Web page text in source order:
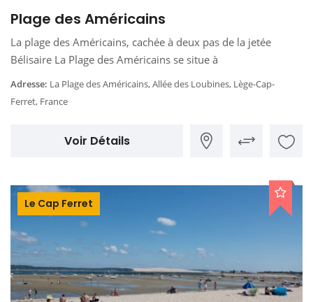
Plage des Américains
La plage des Américains, cachée à deux pas de la jetée
Bélisaire La Plage des Américains se situe à
Adresse: La Plage des Américains, Allée des Loubines, Lège-Cap-
Ferret, France
Voir Détails
Le Cap Ferret